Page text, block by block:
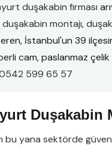
duşakabin firması
duşakabin montajı,
İstanbul'un 39
cam, paslanmaz
599 65 57
Duşakabin
bu yana sektörde